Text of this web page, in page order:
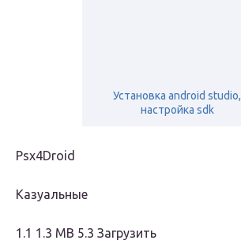
Установка android studio,
настройка sdk
Psx4Droid
Казуальные
1.1 1.3 MB 5.3 Загрузить